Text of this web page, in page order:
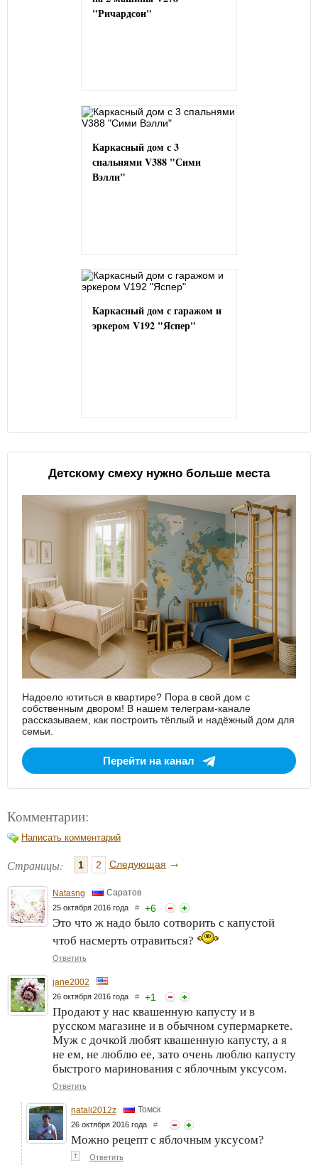
"Ричардсон"
Каркасный дом с 3
спальнями V388 "Сими
Вэлли"
Каркасный дом с гаражом и
эркером V192 "Яспер"
Детскому смеху нужно больше места
Надоело ютиться в квартире? Пора в свой дом с
собственным двором! В нашем телеграм-канале
рассказываем, как построить тёплый и надёжный дом для
семьи.
Перейти на канал
Комментарии:
Написать комментарий
Страницы: 1 2 Следующая →
Natasng Саратов
25 октября 2016 года # +6
Это что ж надо было сотворить с капустой
чтоб насмерть отравиться?
Ответить
jane2002
26 октября 2016 года # +1
Продают у нас квашенную капусту и в
русском магазине и в обычном супермаркете.
Муж с дочкой любят квашенную капусту, а я
не ем, не люблю ее, зато очень люблю капусту
быстрого маринования с яблочным уксусом.
Ответить
natali2012z Томск
26 октября 2016 года #
Можно рецепт с яблочным уксусом?
↑ Ответить